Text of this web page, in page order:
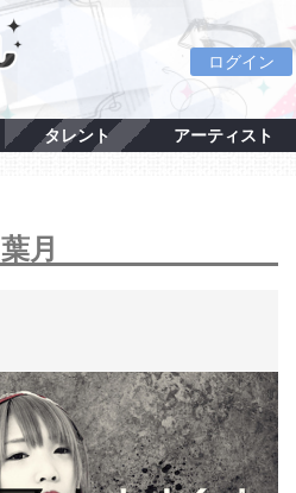
ログイン
タレント アーティスト
葉月